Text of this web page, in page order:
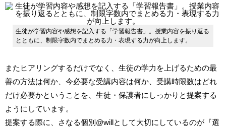
生徒が学習内容や感想を記入する「学習報告書」。授業内容を振り返る
とともに、制限字数内でまとめる力・表現する力が向上します。
またヒアリングするだけでなく、生徒の学力を上げるための最
善の方法は何か、今必要な受講内容は何か、受講時限数はどれ
だけ必要かということを、生徒・保護者にしっかりと提案する
ようにしています。
提案する際に、さなる個別 @willとして大切にしているのが『選